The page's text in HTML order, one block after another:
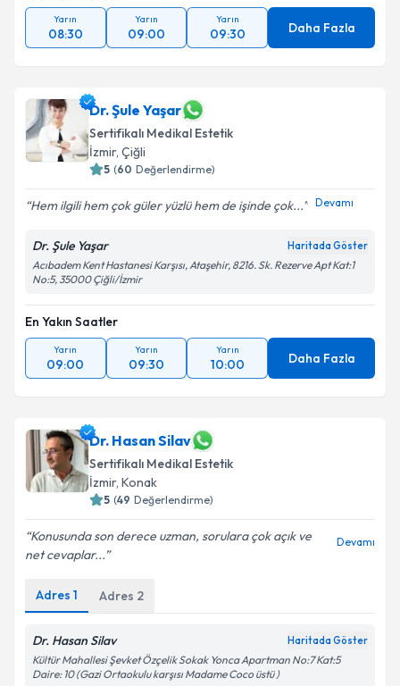
Yarın
08:30
Yarın
09:00
Yarın
09:30 Daha Fazla
Dr. Şule Yaşar
Sertifikalı Medikal Estetik
İzmir, Çiğli
5 (60 Değerlendirme)
Hem ilgili hem çok güler yüzlü hem de işinde çok... Devamı
Dr. Şule Yaşar Haritada Göster
Acıbadem Kent Hastanesi Karşısı, Ataşehir, 8216. Sk. Rezerve Apt Kat:1
No:5, 35000 Çiğli/İzmir
En Yakın Saatler
Yarın
09:00
Yarın
09:30
Yarın
10:00 Daha Fazla
Dr. Hasan Silav
Sertifikalı Medikal Estetik
İzmir, Konak
5 (49 Değerlendirme)
Konusunda son derece uzman, sorulara çok açık ve
net cevaplar...
Devamı
Adres 1 Adres 2
Dr. Hasan Silav Haritada Göster
Kültür Mahallesi Şevket Özçelik Sokak Yonca Apartman No:7 Kat:5
Daire: 10 (Gazi Ortaokulu karşısı Madame Coco üstü )